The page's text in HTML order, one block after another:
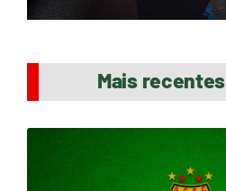
Mais recentes